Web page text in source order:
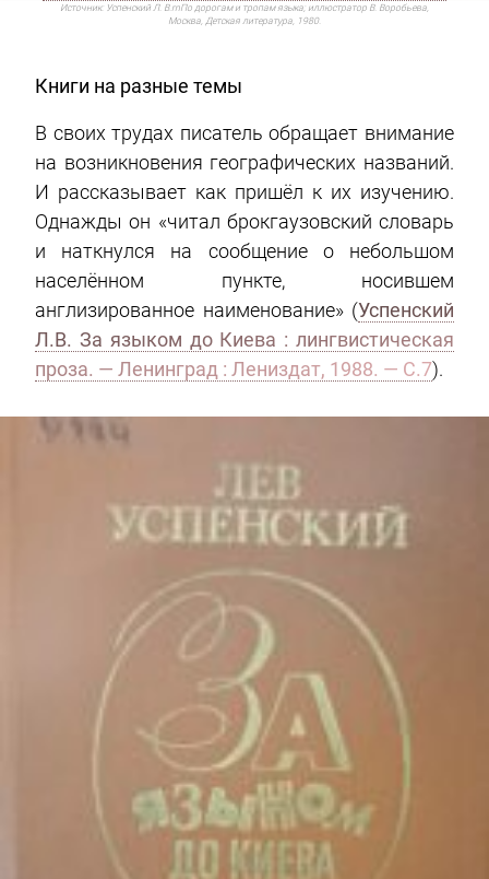
Источник: Успенский Л. В.rnПо дорогам и тропам языка; иллюстратор В. Воробьева,
Москва, Детская литература, 1980.
Книги на разные темы
В своих трудах писатель обращает внимание
на возникновения географических названий.
И рассказывает как пришёл к их изучению.
Однажды он «читал брокгаузовский словарь
и наткнулся на сообщение о небольшом
населённом пункте, носившем
англизированное наименование» (Успенский
Л.В.За языком до Киева : лингвистическая
проза. — Ленинград : Лениздат, 1988. — С.7).